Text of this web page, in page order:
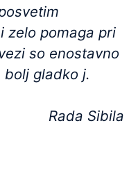
zelo pomaga pri
so enostavno
gladko j.
Rada Sibila